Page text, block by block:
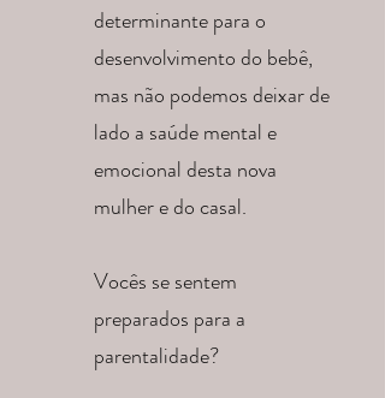
determinante para o
desenvolvimento do bebê,
mas não podemos deixar de
lado a saúde mental e
emocional desta nova
mulher e do casal.
Vocês se sentem
preparados para a
parentalidade?